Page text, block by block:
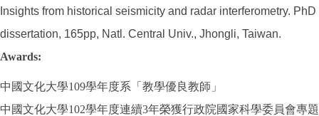
Insights from historical seismicity and radar interferometry. PhD
dissertation, 165pp, Natl. Central Univ., Jhongli, Taiwan.
Awards:
中國文化大學109學年度系「教學優良教師」
中國文化大學102學年度連續3年榮獲行政院國家科學委員會專題